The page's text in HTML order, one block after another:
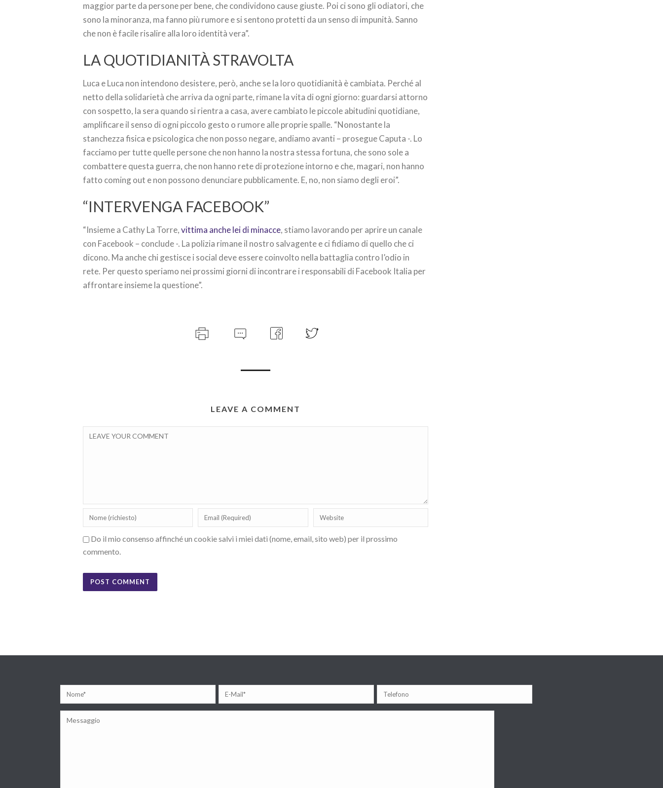
maggior parte da persone per bene, che condividono cause giuste. Poi ci sono gli odiatori, che
sono la minoranza, ma fanno più rumore e si sentono protetti da un senso di impunità. Sanno
che non è facile risalire alla loro identità vera”.
LA QUOTIDIANITÀ STRAVOLTA
Luca e Luca non intendono desistere, però, anche se la loro quotidianità è cambiata. Perché al
netto della solidarietà che arriva da ogni parte, rimane la vita di ogni giorno: guardarsi attorno
con sospetto, la sera quando si rientra a casa, avere cambiato le piccole abitudini quotidiane,
amplificare il senso di ogni piccolo gesto o rumore alle proprie spalle. “Nonostante la
stanchezza fisica e psicologica che non posso negare, andiamo avanti – prosegue Caputa -. Lo
facciamo per tutte quelle persone che non hanno la nostra stessa fortuna, che sono sole a
combattere questa guerra, che non hanno rete di protezione intorno e che, magari, non hanno
fatto coming out e non possono denunciare pubblicamente. E, no, non siamo degli eroi”.
“INTERVENGA FACEBOOK”
“Insieme a Cathy La Torre,vittima anche lei di minacce, stiamo lavorando per aprire un canale
con Facebook – conclude -. La polizia rimane il nostro salvagente e ci fidiamo di quello che ci
dicono. Ma anche chi gestisce i social deve essere coinvolto nella battaglia contro l’odio in
rete. Per questo speriamo nei prossimi giorni di incontrare i responsabili di Facebook Italia per
affrontare insieme la questione”.
LEAVE A COMMENT
Do il mio consenso affinché un cookie salvi i miei dati (nome, email, sito web) per il prossimo
commento.